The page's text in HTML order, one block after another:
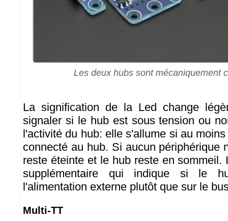
Les deux hubs sont mécaniquement
La signification de la Led change
signaler si le hub est sous tension ou
l'activité du hub: elle s'allume si au
connecté au hub. Si aucun périphérique
reste éteinte et le hub reste en sommeil.
supplémentaire qui indique si le
l'alimentation externe plutôt que sur le
Multi-TT